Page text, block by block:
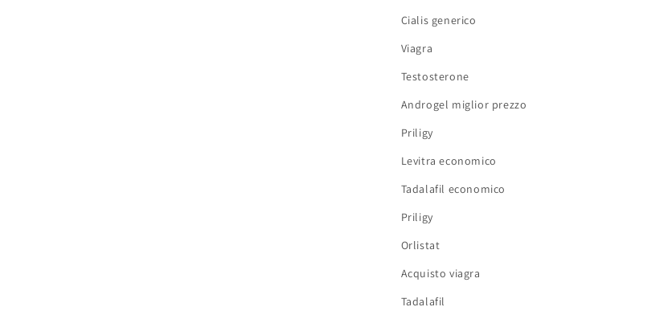
Cialis generico
Viagra
Testosterone
Androgel miglior prezzo
Priligy
Levitra economico
Tadalafil economico
Priligy
Orlistat
Acquisto viagra
Tadalafil